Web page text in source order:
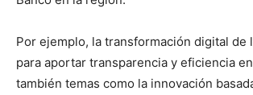
Por ejemplo, la transformación digital de
para aportar transparencia y eficiencia
también temas como la innovación